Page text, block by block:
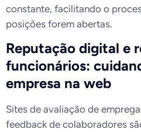
constante, facilitando o
posições forem abertas.
Reputação digital e
funcionários:
empresa na web
Sites de avaliação de
feedback de colaboradores